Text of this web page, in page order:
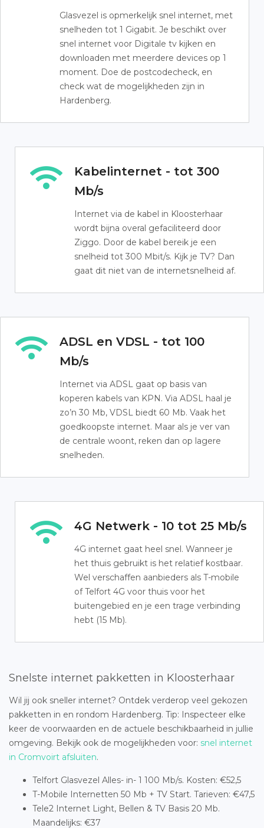
Glasvezel is opmerkelijk snel internet, met
snelheden tot 1 Gigabit. Je beschikt over
snel internet voor Digitale tv kijken en
downloaden met meerdere devices op 1
moment. Doe de postcodecheck, en
check wat de mogelijkheden zijn in
Hardenberg.
Kabelinternet - tot 300
Mb/s
Internet via de kabel in Kloosterhaar
wordt bijna overal gefaciliteerd door
Ziggo. Door de kabel bereik je een
snelheid tot 300 Mbit/s. Kijk je TV? Dan
gaat dit niet van de internetsnelheid af.
ADSL en VDSL - tot 100
Mb/s
Internet via ADSL gaat op basis van
koperen kabels van KPN. Via ADSL haal je
zo’n 30 Mb, VDSL biedt 60 Mb. Vaak het
goedkoopste internet. Maar als je ver van
de centrale woont, reken dan op lagere
snelheden.
4G Netwerk - 10 tot 25 Mb/s
4G internet gaat heel snel. Wanneer je
het thuis gebruikt is het relatief kostbaar.
Wel verschaffen aanbieders als T-mobile
of Telfort 4G voor thuis voor het
buitengebied en je een trage verbinding
hebt (15 Mb).
Snelste internet pakketten in Kloosterhaar
Wil jij ook sneller internet? Ontdek verderop veel gekozen
pakketten in en rondom Hardenberg. Tip: Inspecteer elke
keer de voorwaarden en de actuele beschikbaarheid in jullie
omgeving. Bekijk ook de mogelijkheden voor: snel internet
in Cromvoirt afsluiten.
Telfort Glasvezel Alles- in- 1 100 Mb/s. Kosten: €52,5
T-Mobile Internetten 50 Mb + TV Start. Tarieven: €47,5
Tele2 Internet Light, Bellen & TV Basis 20 Mb.
Maandelijks: €37